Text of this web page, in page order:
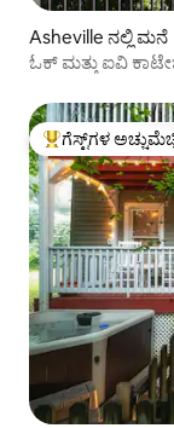
Asheville ನಲ್ಲಿ ಮನೆ
ಓಕ್ ಮತ್ತು ಐವಿ
ಗೆಸ್ಟ್‌ಗಳಿಗೆ ಅತಿ ಹೆಚ್ಚು
ಗೆಸ್ಟ್‌ಗಳ